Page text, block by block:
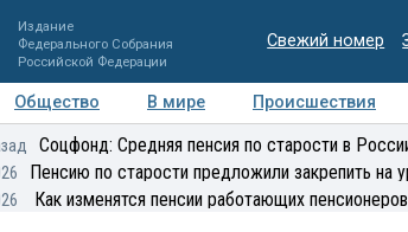
Издание
Федерального Собрания
Российской Федерации
Свежий номер
Общество В мире Происшествия
Регионы Медиацентр
Соцфонд: Средняя пенсия по старости в
Пенсию по старости предложили закрепить на
Как изменятся пенсии работающих